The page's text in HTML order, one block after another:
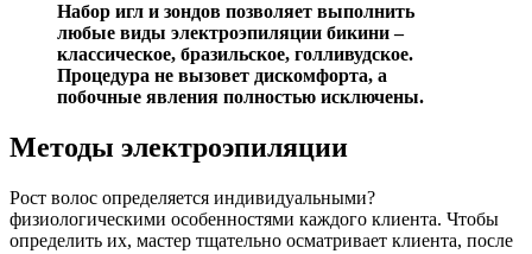
Набор игл и зондов позволяет выполнить
любые виды электроэпиляции бикини –
классическое, бразильское, голливудское.
Процедура не вызовет дискомфорта, а
побочные явления полностью исключены.
Методы электроэпиляции
Рост волос определяется индивидуальными?
физиологическими особенностями каждого клиента. Чтобы
определить их, мастер тщательно осматривает клиента, после